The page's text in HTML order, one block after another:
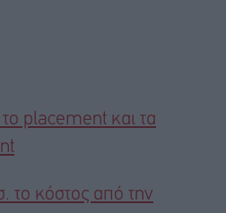
placement και τα
το κόστος από την